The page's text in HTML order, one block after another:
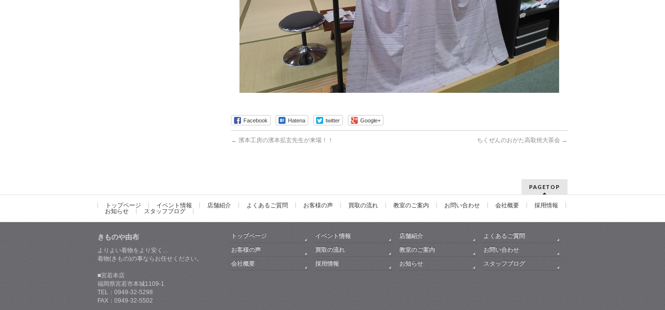
Facebook Hatena twitter Google+
← 濱本工房の濱本拡玄先生が来場！！ ちくぜんのおがた高取焼大茶会 →
PAGETOP
トップページ イベント情報 店舗紹介 よくあるご質問 お客様の声 買取の流れ 教室のご案内 お問い合わせ 会社概要
採用情報
お知らせ
スタッフブログ
きものや由布
よりよい着物をより安く…
着物(きもの)の事ならお任せください。
■宮若本店
福岡県宮若市本城1109-1
TEL：0949-32-5298
FAX：0949-32-5502
トップページ イベント情報 店舗紹介
よくあるご質問
お客様の声
買取の流れ 教室のご案内
お問い合わせ
会社概要
採用情報 お知らせ スタッフブログ